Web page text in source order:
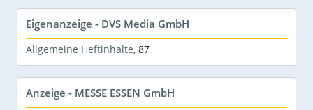
Eigenanzeige - DVS Media GmbH
Allgemeine Heftinhalte, 87
Anzeige - MESSE ESSEN GmbH